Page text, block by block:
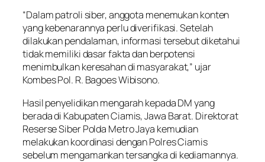
“Dalam patroli siber, anggota menemukan konten
yang kebenarannya perlu diverifikasi. Setelah
dilakukan pendalaman, informasi tersebut diketahui
tidak memiliki dasar fakta dan berpotensi
menimbulkan keresahan di masyarakat,” ujar
Kombes Pol. R. Bagoes Wibisono.
Hasil penyelidikan mengarah kepada DM yang
berada di Kabupaten Ciamis, Jawa Barat. Direktorat
Reserse Siber Polda Metro Jaya kemudian
melakukan koordinasi dengan Polres Ciamis
sebelum mengamankan tersangka di kediamannya.